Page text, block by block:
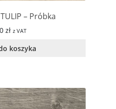
– Próbka
zł z VAT
koszyka